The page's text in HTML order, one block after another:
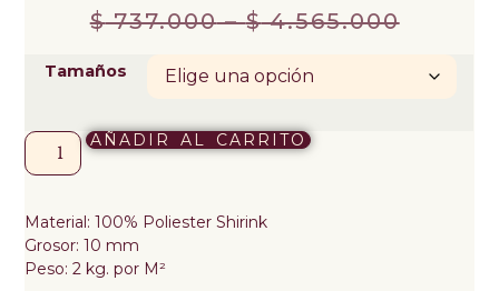
$737.000–$4.565.000
Tamaños
AÑADIR AL CARRITO
Material: 100% Poliester Shirink
Grosor: 10 mm
Peso: 2 kg. por M²